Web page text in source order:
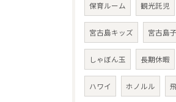
保育ルーム 観光託児
宮古島キッズ 宮古島
しゃぼん玉 長期休暇
ハワイ ホノルル